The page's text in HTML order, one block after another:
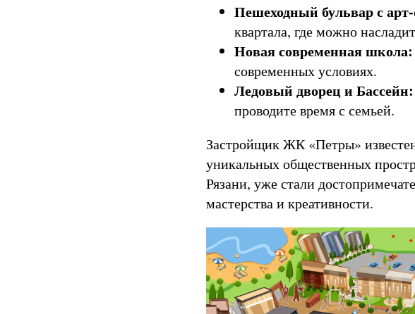
Пешеходный бульвар с
квартала, где можно
Новая современная школа:
современных условиях.
Ледовый дворец и Бассейн:
проводите время с семьей.
Застройщик ЖК «Петры»
уникальных общественных
Рязани, уже стали
мастерства и креативности.